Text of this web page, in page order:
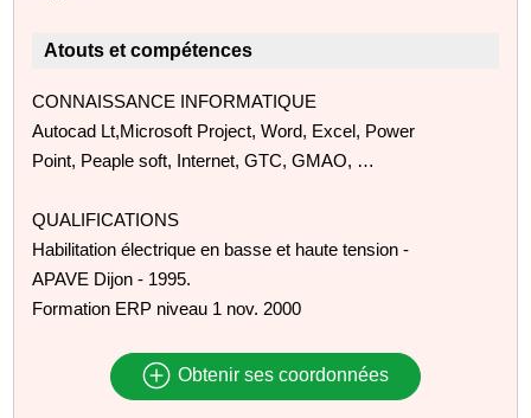
Atouts et compétences
CONNAISSANCE INFORMATIQUE
Autocad Lt,Microsoft Project, Word, Excel, Power
Point, Peaple soft, Internet, GTC, GMAO, …
QUALIFICATIONS
Habilitation électrique en basse et haute tension -
APAVE Dijon - 1995.
Formation ERP niveau 1 nov. 2000
Obtenir ses coordonnées